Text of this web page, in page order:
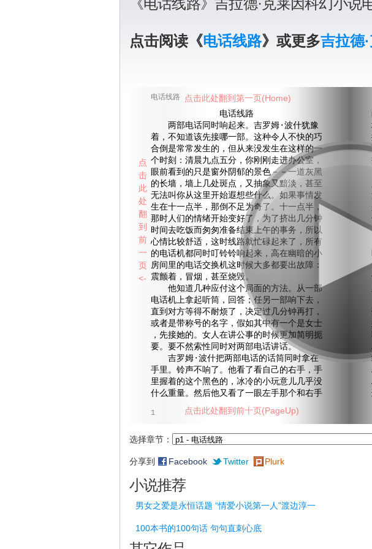
《电话线路》吉拉德·克莱因科幻小说
点击阅读《电话线路》或更多吉拉德
电话线路
电话线路
两部电话同时响起来。吉罗姆·波什犹豫
着，不知道该先接哪一部。这种令人不快的巧
合倒是常常发生的，但从来没发生在这样的一
个时刻：清晨九点五分，你刚刚走进办公室，
眼前看到的只是窗外阴郁的景色－－一道灰黑
的长墙，墙上几处斑点，又抽象又黯淡，甚至
无法叫你从这里开始遐想些什么。如果事情发
生在十一点半，那倒不足为奇了。十一点半，
那时人们的情绪开始变好了，为了挤出几分钟
时间去吃饭而匆匆准备结束上午的事务，所以
心情比较舒适，这时线路就忙碌起来了，所有
的电话机都同时叮铃铃响起来，高在幽暗的小
房间里的电话交换机这时候大多都要出故障：
震颤着，冒烟，甚至烧毁。
他知道几种应付这个局面的方法。从一部
电话机上拿起听筒，回答；任另一部响下去，
直到对方等得不耐烦了，决定过几分钟再打，
或者是带称号的名字，假如其中有一个是女士
，先接她的。女人在讲公事的时候更加简明扼
要。要不然索性同时对两部电话讲话。
吉罗姆·波什把两部电话的话筒同时拿在
手里。铃声不响了。他看了看自己的右手，手
里握着的这个黑色的，冰冷的小玩意儿几乎没
什么重量。然后他又看了一眼左手那个和右手
1
选择章节：
分享到 Facebook Twitter Plurk
点击此处翻到第一页(Home)
点击此处翻到前十页(PageUp)
点
击
此
处
翻
到
前
一
页
<-
小说推荐
男女之爱是永恒话题 “情爱小说第一人”渡边淳一
100本书的100句话 句句直刺心底